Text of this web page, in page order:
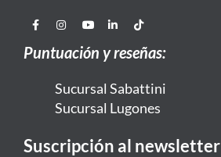
Puntuación y reseñas:
Sucursal Sabattini
Sucursal Lugones
Suscripción al newsletter